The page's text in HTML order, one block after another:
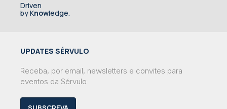
Driven
by Knowledge.
UPDATES SÉRVULO
Receba, por email, newsletters e convites para
eventos da Sérvulo